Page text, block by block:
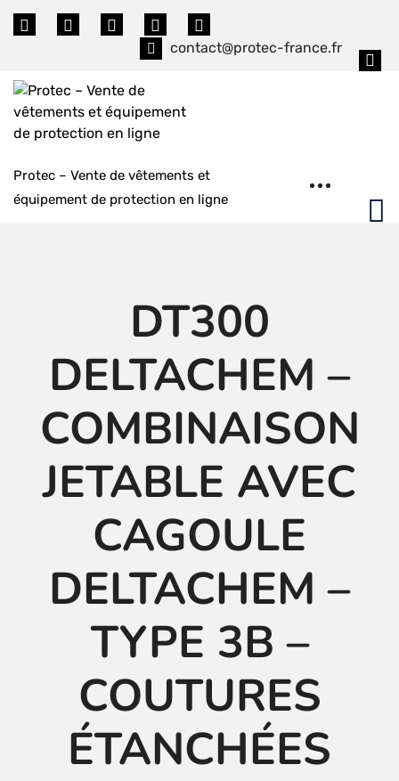
Skip
contact@protec-france.fr
Protec – Vente de vêtements et
équipement de protection en ligne
DT300
DELTACHEM –
COMBINAISON
JETABLE AVEC
CAGOULE
DELTACHEM –
TYPE 3B –
COUTURES
ÉTANCHÉES